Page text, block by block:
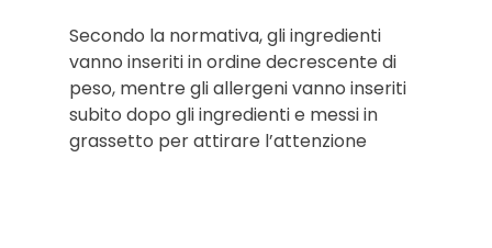
Secondo la normativa, gli ingredienti
vanno inseriti in ordine decrescente di
peso, mentre gli allergeni vanno inseriti
subito dopo gli ingredienti e messi in
grassetto per attirare l’attenzione